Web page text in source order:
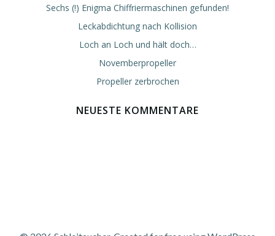
Sechs (!) Enigma Chiffriermaschinen gefunden!
Leckabdichtung nach Kollision
Loch an Loch und hält doch…
Novemberpropeller
Propeller zerbrochen
NEUESTE KOMMENTARE